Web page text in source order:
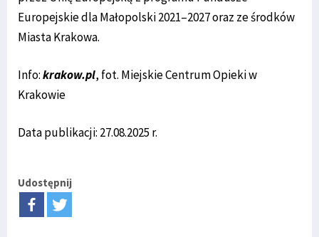
Europejskie dla Małopolski 2021–2027 oraz ze środków
Miasta Krakowa.
Info:krakow.pl, fot. Miejskie Centrum Opieki w
Krakowie
Data publikacji: 27.08.2025 r.
Udostępnij